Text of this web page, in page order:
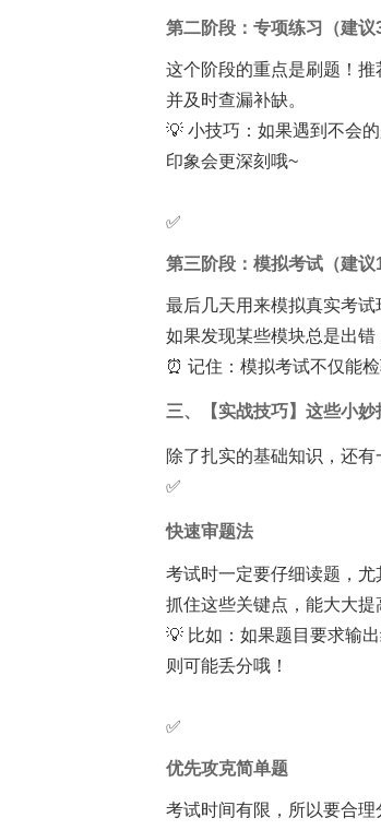
第二阶段：专项练习（建议3
这个阶段的重点是刷题！
并及时查漏补缺。
💡 小技巧：如果遇到不会
印象会更深刻哦~
✅
第三阶段：模拟考试（建议1
最后几天用来模拟真实考试
如果发现某些模块总是出错
⏰ 记住：模拟考试不仅能
三、【实战技巧】这些小
除了扎实的基础知识，还
✅
快速审题法
考试时一定要仔细读题，尤
抓住这些关键点，能大大提
💡 比如：如果题目要求输
则可能丢分哦！
✅
优先攻克简单题
考试时间有限，所以要合